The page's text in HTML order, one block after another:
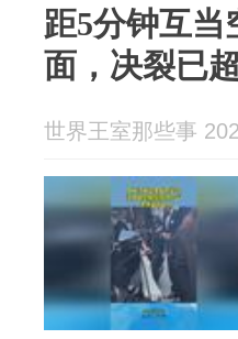
距5分钟互
面，决裂已
世界王室那些事